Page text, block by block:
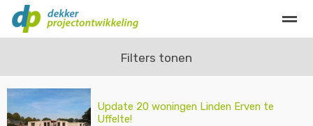
Bellen E-mail Locatie
Filters tonen
Update 20 woningen Linden Erven te
Uffelte!